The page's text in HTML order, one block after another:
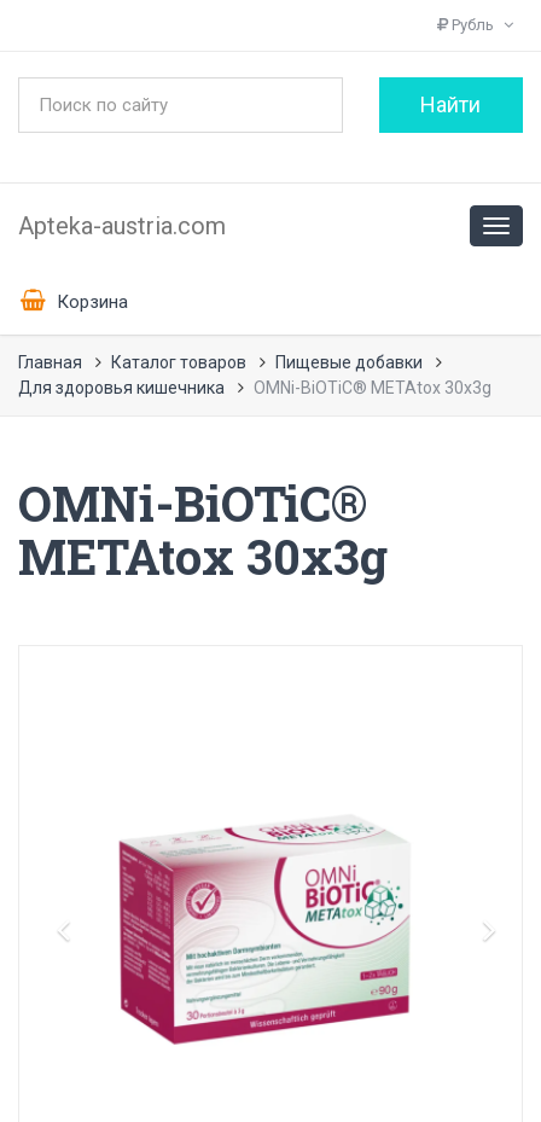
Рубль
Apteka-austria.com
Корзина
Главная Каталог товаров
Пищевые добавки
Для здоровья кишечника
OMNi-BiOTiC® METAtox 30x3g
OMNi-BiOTiC®
METAtox 30x3g